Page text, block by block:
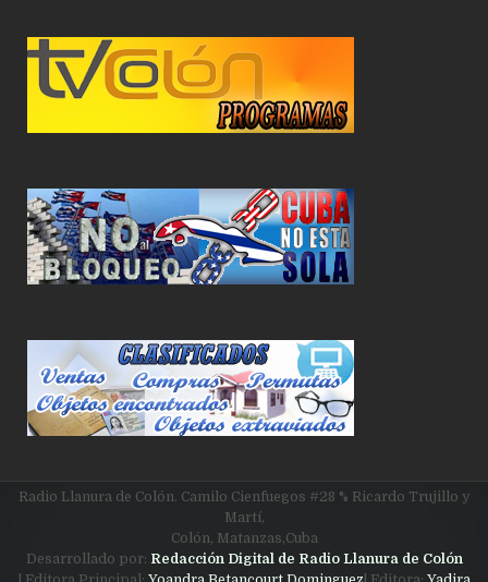
Radio Llanura de Colón. Camilo Cienfuegos #28 % Ricardo Trujillo y
Martí,
Colón, Matanzas,Cuba
Desarrollado por: Redacción Digital de Radio Llanura de Colón